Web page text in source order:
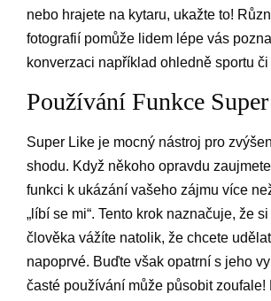
nebo hrajete na kytaru, ukažte to!
fotografií pomůže lidem lépe vás
konverzaci například ohledně sportu či
Používání Funkce
Super Like je mocný nástroj pro
shodu. Když někoho opravdu
funkci k ukázání vašeho zájmu více
„líbí se mi“. Tento krok naznačuje, že
člověka vážíte natolik, že chcete
napoprvé. Buďte však opatrní s jeho
časté používání může působit zoufale!